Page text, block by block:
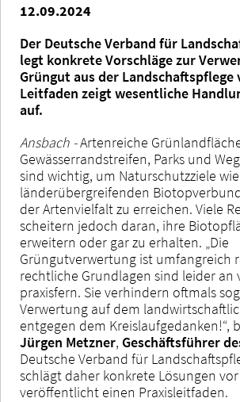
12.09.2024
Der Deutsche Verband für
legt konkrete Vorschläge zur
Grüngut aus der Landschaftspflege
Leitfaden zeigt wesentliche
auf.
Ansbach -Artenreiche
Gewässerrandstreifen, Parks und
sind wichtig, um Naturschutzziele
länderübergreifenden
der Artenvielfalt zu erreichen. Viele
scheitern jedoch daran, ihre
erweitern oder gar zu erhalten. „Die
Grüngutverwertung ist umfangreich
rechtliche Grundlagen sind leider an
praxisfern. Sie verhindern oftmals
Verwertung auf dem
entgegen dem Kreislaufgedanken!“,
Jürgen Metzner, Geschäftsführer
Deutsche Verband für
schlägt daher konkrete Lösungen
veröffentlicht einen Praxisleitfaden.